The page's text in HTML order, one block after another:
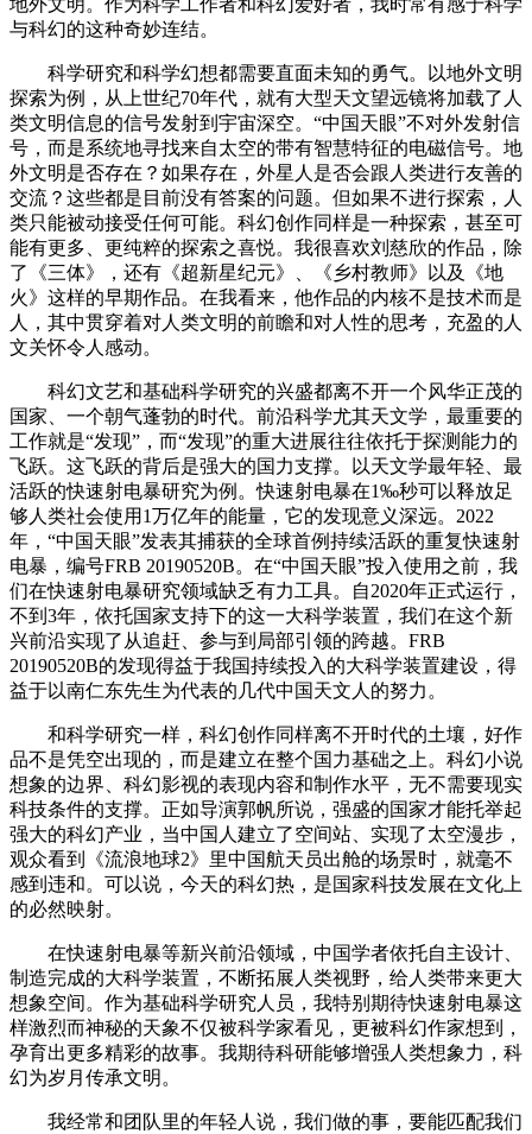
与科幻的这种奇妙连结。
科学研究和科学幻想都需要直面未知的勇气。以地外文明
探索为例，从上世纪70年代，就有大型天文望远镜将加载了人
类文明信息的信号发射到宇宙深空。“中国天眼”不对外发射信
号，而是系统地寻找来自太空的带有智慧特征的电磁信号。地
外文明是否存在？如果存在，外星人是否会跟人类进行友善的
交流？这些都是目前没有答案的问题。但如果不进行探索，人
类只能被动接受任何可能。科幻创作同样是一种探索，甚至可
能有更多、更纯粹的探索之喜悦。我很喜欢刘慈欣的作品，除
了《三体》，还有《超新星纪元》、《乡村教师》以及《地
火》这样的早期作品。在我看来，他作品的内核不是技术而是
人，其中贯穿着对人类文明的前瞻和对人性的思考，充盈的人
文关怀令人感动。
科幻文艺和基础科学研究的兴盛都离不开一个风华正茂的
国家、一个朝气蓬勃的时代。前沿科学尤其天文学，最重要的
工作就是“发现”，而“发现”的重大进展往往依托于探测能力的
飞跃。这飞跃的背后是强大的国力支撑。以天文学最年轻、最
活跃的快速射电暴研究为例。快速射电暴在1‰秒可以释放足
够人类社会使用1万亿年的能量，它的发现意义深远。2022
年，“中国天眼”发表其捕获的全球首例持续活跃的重复快速射
电暴，编号FRB 20190520B。在“中国天眼”投入使用之前，我
们在快速射电暴研究领域缺乏有力工具。自2020年正式运行，
不到3年，依托国家支持下的这一大科学装置，我们在这个新
兴前沿实现了从追赶、参与到局部引领的跨越。FRB
20190520B的发现得益于我国持续投入的大科学装置建设，得
益于以南仁东先生为代表的几代中国天文人的努力。
和科学研究一样，科幻创作同样离不开时代的土壤，好作
品不是凭空出现的，而是建立在整个国力基础之上。科幻小说
想象的边界、科幻影视的表现内容和制作水平，无不需要现实
科技条件的支撑。正如导演郭帆所说，强盛的国家才能托举起
强大的科幻产业，当中国人建立了空间站、实现了太空漫步，
观众看到《流浪地球2》里中国航天员出舱的场景时，就毫不
感到违和。可以说，今天的科幻热，是国家科技发展在文化上
的必然映射。
在快速射电暴等新兴前沿领域，中国学者依托自主设计、
制造完成的大科学装置，不断拓展人类视野，给人类带来更大
想象空间。作为基础科学研究人员，我特别期待快速射电暴这
样激烈而神秘的天象不仅被科学家看见，更被科幻作家想到，
孕育出更多精彩的故事。我期待科研能够增强人类想象力，科
幻为岁月传承文明。
我经常和团队里的年轻人说，我们做的事，要能匹配我们